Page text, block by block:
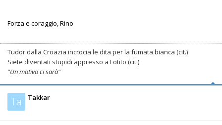
Forza e coraggio, Rino
Tudor dalla Croazia incrocia le dita per la fumata bianca (cit.)
Siete diventati stupidi appresso a Lotito (cit.)
"Un motivo ci sarà"
Ta Takkar